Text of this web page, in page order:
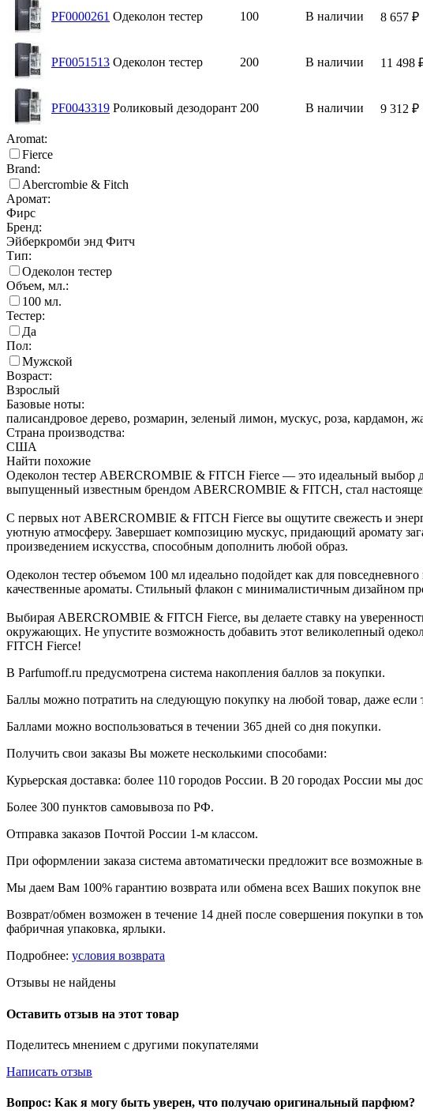
PF0000261 Одеколон тестер 100 В наличии 8 657 ₽
PF0051513 Одеколон тестер 200 В наличии 11 498
PF0043319 Роликовый дезодорант 200 В наличии 9 312 ₽
Aromat:
Fierce
Brand:
Abercrombie & Fitch
Аромат:
Фирс
Бренд:
Эйберкромби энд Фитч
Тип:
Одеколон тестер
Объем, мл.:
100 мл.
Тестер:
Да
Пол:
Мужской
Возраст:
Взрослый
Базовые ноты:
палисандровое дерево, розмарин, зеленый лимон, мускус, роза, кардамон,
Страна производства:
США
Найти похожие
Одеколон тестер ABERCROMBIE & FITCH Fierce — это идеальный выбор
выпущенный известным брендом ABERCROMBIE & FITCH, стал
С первых нот ABERCROMBIE & FITCH Fierce вы ощутите свежесть и
уютную атмосферу. Завершает композицию мускус, придающий аромату
произведением искусства, способным дополнить любой образ.
Одеколон тестер объемом 100 мл идеально подойдет как для
качественные ароматы. Стильный флакон с минималистичным дизайном
Выбирая ABERCROMBIE & FITCH Fierce, вы делаете ставку на
окружающих. Не упустите возможность добавить этот великолепный
FITCH Fierce!
В Parfumoff.ru предусмотрена система накопления баллов за покупки.
Баллы можно потратить на следующую покупку на любой товар, даже если
Баллами можно воспользоваться в течении 365 дней со дня покупки.
Получить свои заказы Вы можете несколькими способами:
Курьерская доставка: более 110 городов России. В 20 городах России мы
Более 300 пунктов самовывоза по РФ.
Отправка заказов Почтой России 1-м классом.
При оформлении заказа система автоматически предложит все возможные
Мы даем Вам 100% гарантию возврата или обмена всех Ваших покупок
Возврат/обмен возможен в течение 14 дней после совершения покупки в
фабричная упаковка, ярлыки.
Подробнее: условия возврата
Отзывы не найдены
Оставить отзыв на этот товар
Поделитесь мнением с другими покупателями
Написать отзыв
Вопрос: Как я могу быть уверен, что получаю оригинальный парфюм?